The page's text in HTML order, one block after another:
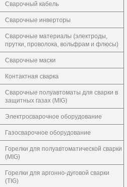
Сварочный кабель
Сварочные инверторы
Сварочные материалы (электроды,
прутки, проволока, вольфрам и флюсы)
Сварочные маски
Контактная сварка
Сварочные полуавтоматы для сварки в
защитных газах (MIG)
Электросварочное оборудование
Газосварочное оборудование
Горелки для полуавтоматической сварки
(MIG)
Горелки для аргонно-дуговой сварки
(TIG)